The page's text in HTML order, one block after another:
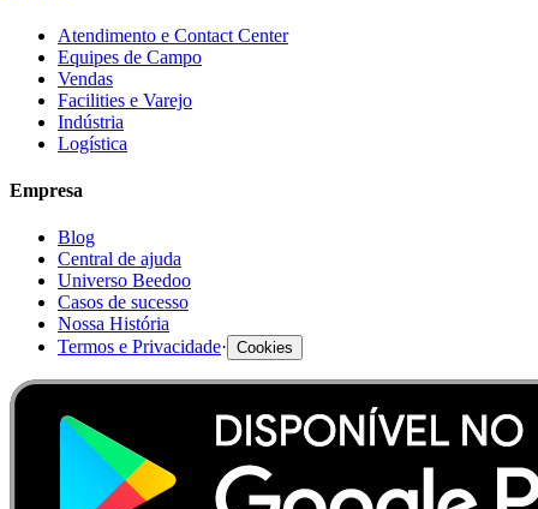
Atendimento e Contact Center
Equipes de Campo
Vendas
Facilities e Varejo
Indústria
Logística
Empresa
Blog
Central de ajuda
Universo Beedoo
Casos de sucesso
Nossa História
Termos e Privacidade· Cookies